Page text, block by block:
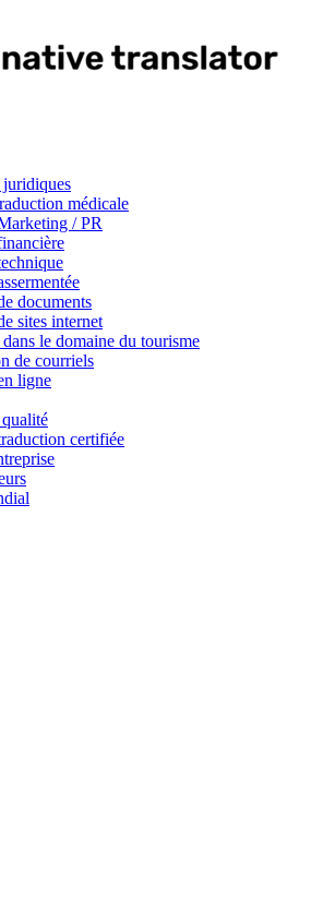
médicale
/ PR
documents
sites internet
le domaine du tourisme
de courriels
ligne
certifiée